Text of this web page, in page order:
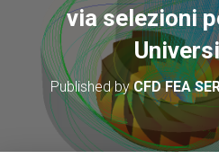
via selezioni
Published byCFD FEA